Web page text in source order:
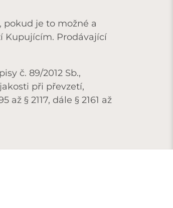
je to možné a
Kupujícím. Prodávající
č. 89/2012 Sb.,
při převzetí,
§ 2117, dále § 2161 až